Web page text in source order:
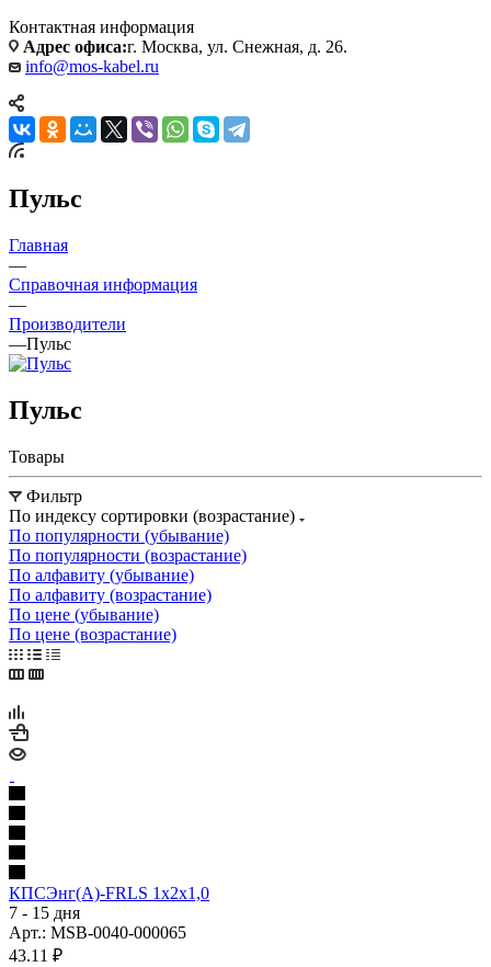
Контактная информация
Адрес офиса:г. Москва, ул. Снежная, д. 26.
info@mos-kabel.ru
Пульс
Главная
—
Справочная информация
—
Производители
—Пульс
Пульс
Товары
Фильтр
По индексу сортировки (возрастание)
По популярности (убывание)
По популярности (возрастание)
По алфавиту (убывание)
По алфавиту (возрастание)
По цене (убывание)
По цене (возрастание)
КПСЭнг(А)-FRLS 1х2х1,0
7 - 15 дня
Арт.: MSB-0040-000065
43.11 ₽